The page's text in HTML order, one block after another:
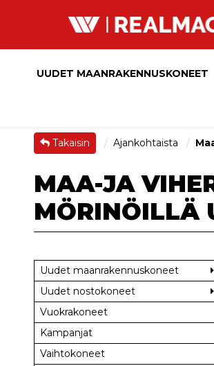
UUDET MAANRAKENNUSKONEET
Takaisin Ajankohtaista
MAA-JA
MÖRINÖILLÄ
Uudet maanrakennuskoneet
Uudet nostokoneet
Vuokrakoneet
Kampanjat
Vaihtokoneet